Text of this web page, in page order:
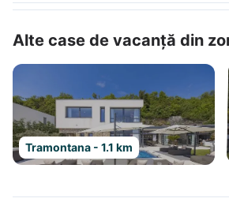
Alte case de vacanță din
Tramontana - 1.1 km